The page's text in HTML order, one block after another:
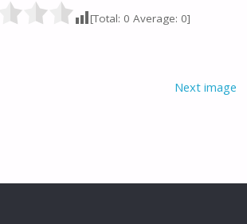
[Total: 0 Average: 0]
Next image